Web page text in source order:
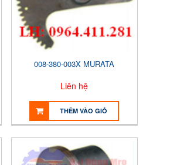
008-380-003X MURATA
Liên hệ
THÊM VÀO GIỎ